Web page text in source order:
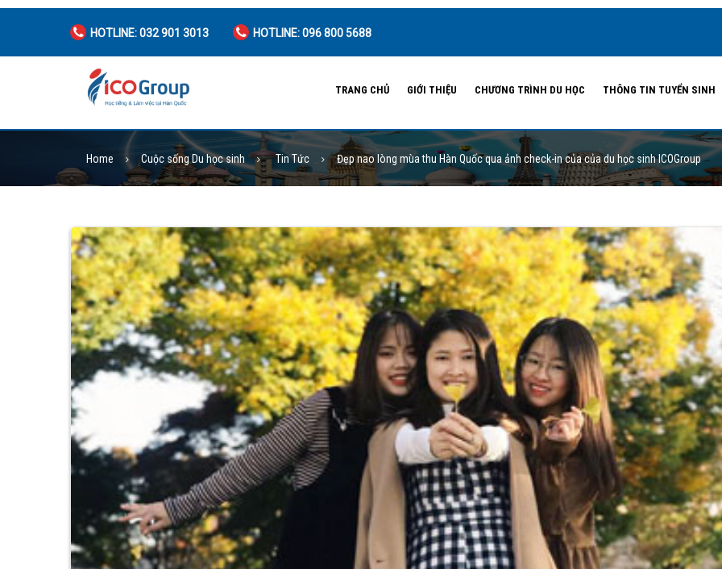
HOTLINE: 032 901 3013 HOTLINE: 096 800 5688
TRANG CHỦ GIỚI THIỆU CHƯƠNG TRÌNH DU HỌC THÔNG TIN TUYỂN SINH
Home Cuộc sống Du học sinh Tin Tức Đẹp nao lòng mùa thu Hàn Quốc qua ảnh check-in của của du học sinh ICOGroup